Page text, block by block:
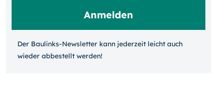
Der Baulinks-Newsletter kann jeder­zeit leicht auch
wieder ab­bestellt werden!